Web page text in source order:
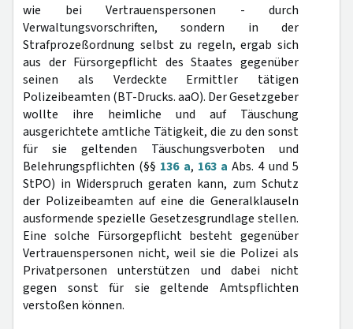
wie bei Vertrauenspersonen - durch
Verwaltungsvorschriften, sondern in der
Strafprozeßordnung selbst zu regeln, ergab sich
aus der Fürsorgepflicht des Staates gegenüber
seinen als Verdeckte Ermittler tätigen
Polizeibeamten (BT-Drucks. aaO). Der Gesetzgeber
wollte ihre heimliche und auf Täuschung
ausgerichtete amtliche Tätigkeit, die zu den sonst
für sie geltenden Täuschungsverboten und
Belehrungspflichten (§§ 136 a, 163 a Abs. 4 und 5
StPO) in Widerspruch geraten kann, zum Schutz
der Polizeibeamten auf eine die Generalklauseln
ausformende spezielle Gesetzesgrundlage stellen.
Eine solche Fürsorgepflicht besteht gegenüber
Vertrauenspersonen nicht, weil sie die Polizei als
Privatpersonen unterstützen und dabei nicht
gegen sonst für sie geltende Amtspflichten
verstoßen können.